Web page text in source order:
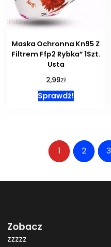
Maska Ochronna Kn95 Z
Filtrem Ffp2 Rybka” 1Szt.
Usta
2,99zł
Sprawdź!
1 2 3
Zobacz
zzzzz